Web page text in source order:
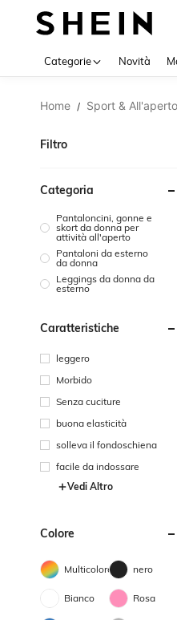
Categorie Novità
Home / Sport & All'aperto
Filtro
Categoria
Pantaloncini, gonne e
skort da donna per
attività all'aperto
Pantaloni da esterno
da donna
Leggings da donna da
esterno
Caratteristiche
leggero
Morbido
Senza cuciture
buona elasticità
solleva il fondoschiena
facile da indossare
Vedi Altro
Colore
Multicolore nero
Bianco Rosa